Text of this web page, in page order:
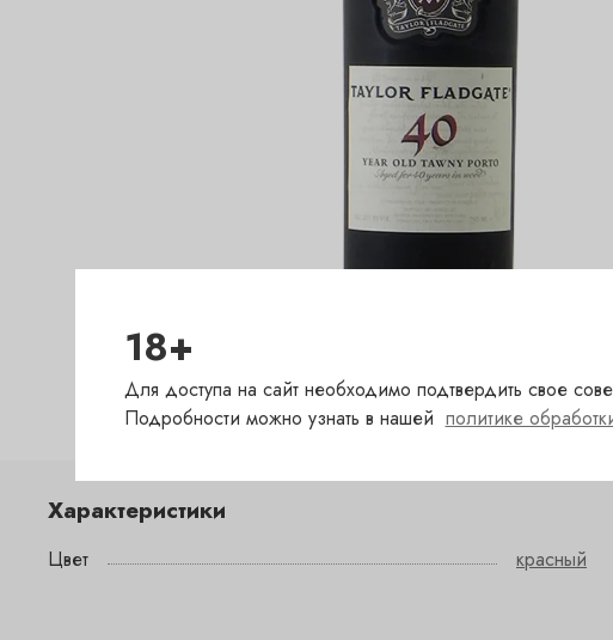
Характеристики
Цвет красный
18+
Для доступа на сайт необходимо подтвердить свое
Подробности можно узнать в нашей политике